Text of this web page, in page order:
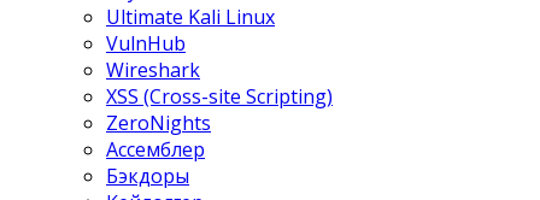
Ultimate Kali Linux
VulnHub
Wireshark
XSS (Cross-site Scripting)
ZeroNights
Ассемблер
Бэкдоры